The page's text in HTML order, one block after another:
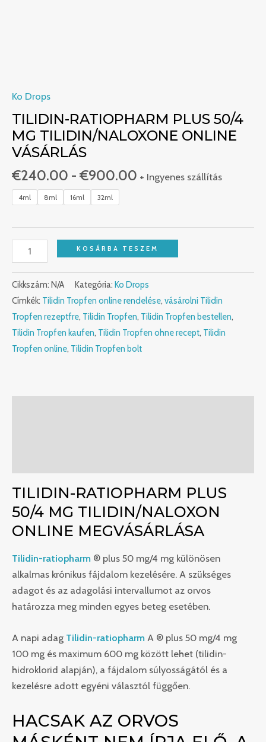
Ko Drops
TILIDIN-RATIOPHARM PLUS 50/4
MG TILIDIN/NALOXONE ONLINE
VÁSÁRLÁS
€240.00 - €900.00 + Ingyenes szállítás
4ml 8ml 16ml 32ml
KOSÁRBA TESZEM
Cikkszám: N/A Kategória: Ko Drops
Címkék: Tilidin Tropfen online rendelése, vásárolni Tilidin
Tropfen rezeptfre, Tilidin Tropfen, Tilidin Tropfen bestellen,
Tilidin Tropfen kaufen, Tilidin Tropfen ohne recept, Tilidin
Tropfen online, Tilidin Tropfen bolt
TILIDIN-RATIOPHARM PLUS
50/4 MG TILIDIN/NALOXON
ONLINE MEGVÁSÁRLÁSA
Tilidin-ratiopharm ® plus 50 mg/4 mg különösen
alkalmas krónikus fájdalom kezelésére. A szükséges
adagot és az adagolási intervallumot az orvos
határozza meg minden egyes beteg esetében.
A napi adag Tilidin-ratiopharm A ® plus 50 mg/4 mg
100 mg és maximum 600 mg között lehet (tilidin-
hidroklorid alapján), a fájdalom súlyosságától és a
kezelésre adott egyéni választól függően.
HACSAK AZ ORVOS